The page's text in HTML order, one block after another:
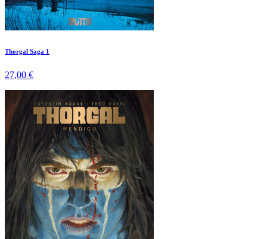
Thorgal Saga 1
27,00 €